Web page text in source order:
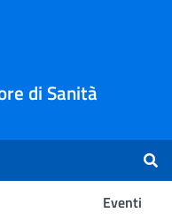
di Sanità
Eventi